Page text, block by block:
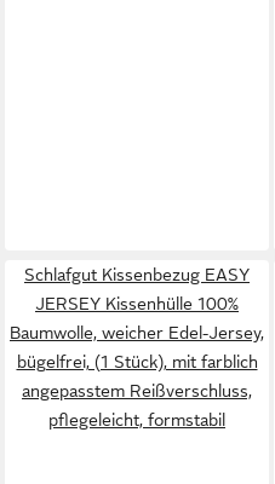
Schlafgut Kissenbezug EASY
JERSEY Kissenhülle 100%
Baumwolle, weicher Edel-Jersey,
bügelfrei, (1 Stück), mit farblich
angepasstem Reißverschluss,
pflegeleicht, formstabil